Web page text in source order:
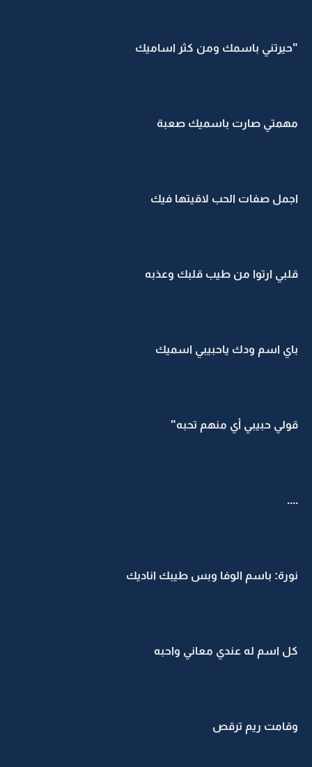
"حيرتني باسمك ومن كثر اساميك
مهمتي صارت باسميك صعبة
اجمل صفات الحب لاقيتها فيك
قلبي ارتوا من طيب قلبك وعذبه
باي اسم ودك ياحبيبي اسميك
قولي حبيبي أي منهم تحبه"
....
نورة: باسم الوفا وبس طيبك اناديك
كل اسم له عندي معاني واحبه
وقامت ريم ترقص